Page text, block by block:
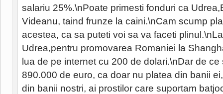
salariu 25%.\nPoate primesti fonduri ca
Videanu, taind frunze la caini.\nCam scump
acestea, ca sa puteti voi sa va faceti
Udrea,pentru promovarea Romaniei la
lua de pe internet cu 200 de dolari.\nDar de
890.000 de euro, ca doar nu platea din banii
din banii nostri, ai prostilor care suportam